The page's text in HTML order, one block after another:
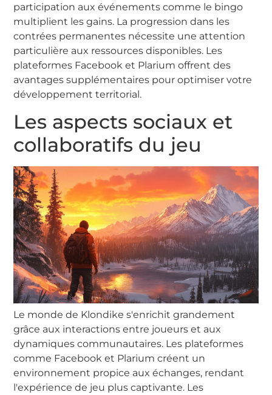
participation aux événements comme le bingo
multiplient les gains. La progression dans les
contrées permanentes nécessite une attention
particulière aux ressources disponibles. Les
plateformes Facebook et Plarium offrent des
avantages supplémentaires pour optimiser votre
développement territorial.
Les aspects sociaux et
collaboratifs du jeu
Le monde de Klondike s'enrichit grandement
grâce aux interactions entre joueurs et aux
dynamiques communautaires. Les plateformes
comme Facebook et Plarium créent un
environnement propice aux échanges, rendant
l'expérience de jeu plus captivante. Les